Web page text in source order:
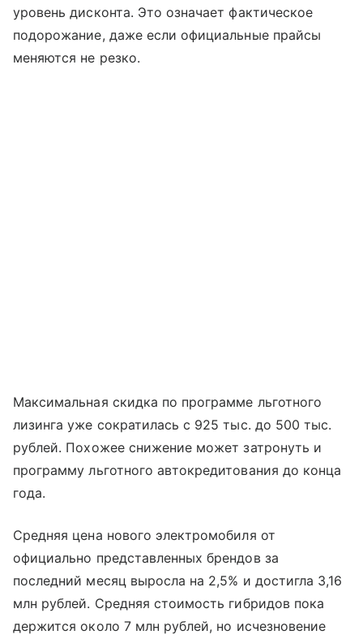
уровень дисконта. Это означает фактическое
подорожание, даже если официальные прайсы
меняются не резко.
Максимальная скидка по программе льготного
лизинга уже сократилась с 925 тыс. до 500 тыс.
рублей. Похожее снижение может затронуть и
программу льготного автокредитования до конца
года.
Средняя цена нового электромобиля от
официально представленных брендов за
последний месяц выросла на 2,5% и достигла 3,16
млн рублей. Средняя стоимость гибридов пока
держится около 7 млн рублей, но исчезновение